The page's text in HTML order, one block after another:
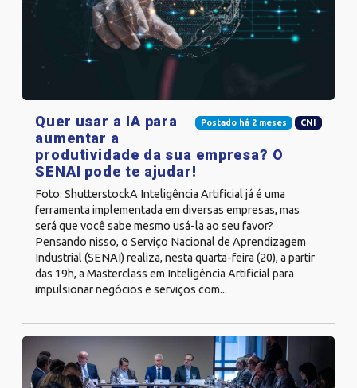
Postado há 2 meses CNI
Quer usar a IA para
aumentar a
produtividade da sua empresa? O
SENAI pode te ajudar!
Foto: ShutterstockA Inteligência Artificial já é uma
ferramenta implementada em diversas empresas, mas
será que você sabe mesmo usá-la ao seu favor?
Pensando nisso, o Serviço Nacional de Aprendizagem
Industrial (SENAI) realiza, nesta quarta-feira (20), a partir
das 19h, a Masterclass em Inteligência Artificial para
impulsionar negócios e serviços com...